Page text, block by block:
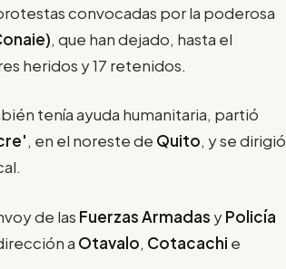
convocadas por la poderosa
, que han dejado, hasta el
heridos y 17 retenidos.
tenía ayuda humanitaria, partió
, en el noreste de Quito, y se dirigió
de las Fuerzas Armadas yPolicía
a Otavalo, Cotacachi e